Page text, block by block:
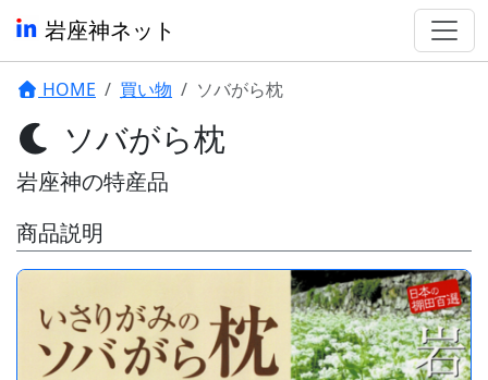
岩座神ネット
HOME 買い物 ソバがら枕
ソバがら枕
岩座神の特産品
商品説明